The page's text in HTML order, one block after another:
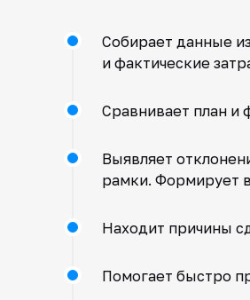
Собирает данные
и фактические
Сравнивает план и
Выявляет
рамки. Формирует
Находит причины
Помогает быстро